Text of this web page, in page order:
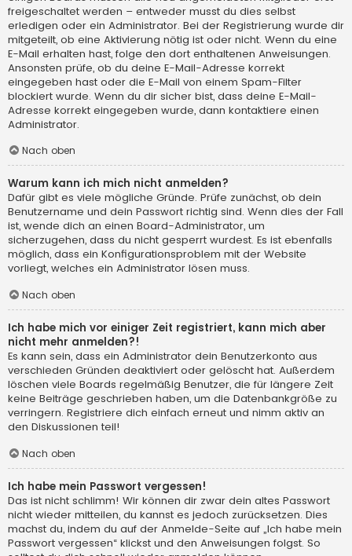
freigeschaltet werden – entweder musst du dies selbst
erledigen oder ein Administrator. Bei der Registrierung wurde dir
mitgeteilt, ob eine Aktivierung nötig ist oder nicht. Wenn du eine
E-Mail erhalten hast, folge den dort enthaltenen Anweisungen.
Ansonsten prüfe, ob du deine E-Mail-Adresse korrekt
eingegeben hast oder die E-Mail von einem Spam-Filter
blockiert wurde. Wenn du dir sicher bist, dass deine E-Mail-
Adresse korrekt eingegeben wurde, dann kontaktiere einen
Administrator.
Nach oben
Warum kann ich mich nicht anmelden?
Dafür gibt es viele mögliche Gründe. Prüfe zunächst, ob dein
Benutzername und dein Passwort richtig sind. Wenn dies der Fall
ist, wende dich an einen Board-Administrator, um
sicherzugehen, dass du nicht gesperrt wurdest. Es ist ebenfalls
möglich, dass ein Konfigurationsproblem mit der Website
vorliegt, welches ein Administrator lösen muss.
Nach oben
Ich habe mich vor einiger Zeit registriert, kann mich aber
nicht mehr anmelden?!
Es kann sein, dass ein Administrator dein Benutzerkonto aus
verschieden Gründen deaktiviert oder gelöscht hat. Außerdem
löschen viele Boards regelmäßig Benutzer, die für längere Zeit
keine Beiträge geschrieben haben, um die Datenbankgröße zu
verringern. Registriere dich einfach erneut und nimm aktiv an
den Diskussionen teil!
Nach oben
Ich habe mein Passwort vergessen!
Das ist nicht schlimm! Wir können dir zwar dein altes Passwort
nicht wieder mitteilen, du kannst es jedoch zurücksetzen. Dies
machst du, indem du auf der Anmelde-Seite auf „Ich habe mein
Passwort vergessen“ klickst und den Anweisungen folgst. So